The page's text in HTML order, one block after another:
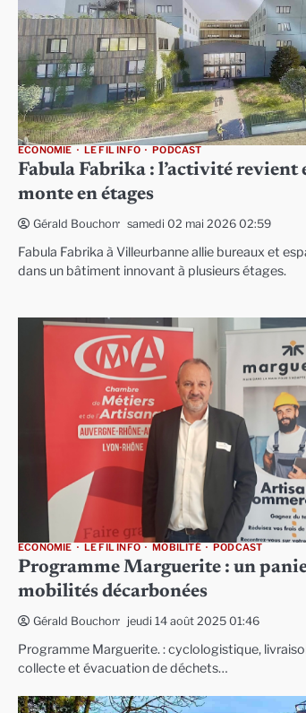
ECONOMIE LE FIL INFO PODCAST
Fabula Fabrika : l’activité revient
monte en étages
Gérald Bouchon samedi 02 mai 2026 02:59
Fabula Fabrika à Villeurbanne allie bureaux et
dans un bâtiment innovant à plusieurs étages.
ECONOMIE LE FIL INFO MOBILITÉ PODCAST
Programme Marguerite : un
mobilités décarbonées
Gérald Bouchon jeudi 14 août 2025 01:46
Programme Marguerite. : cyclologistique,
collecte et évacuation de déchets…